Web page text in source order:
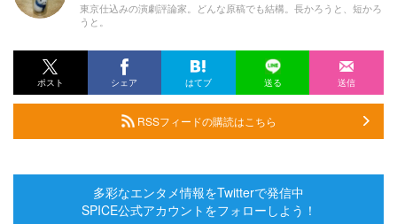
東京仕込みの演劇評論家。どんな原稿でも結構。長かろうと、短かろ
うと。
ポスト シェア はてブ 送る 送信
RSSフィードの購読はこちら
多彩なエンタメ情報をTwitterで発信中
SPICE公式アカウントをフォローしよう！